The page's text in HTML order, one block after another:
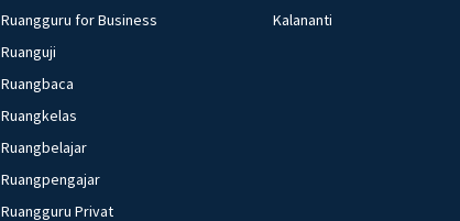
Ruangguru for Business
Ruanguji
Ruangbaca
Ruangkelas
Ruangbelajar
Ruangpengajar
Ruangguru Privat
Kalananti